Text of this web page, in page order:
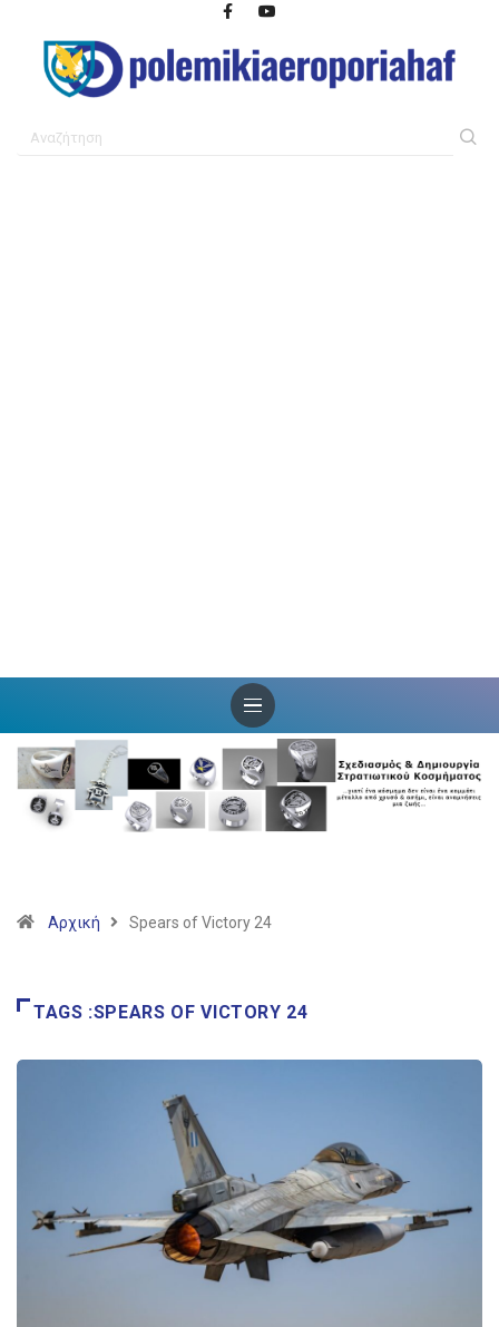
Αρχική Spears of Victory 24
TAGS :SPEARS OF VICTORY 24